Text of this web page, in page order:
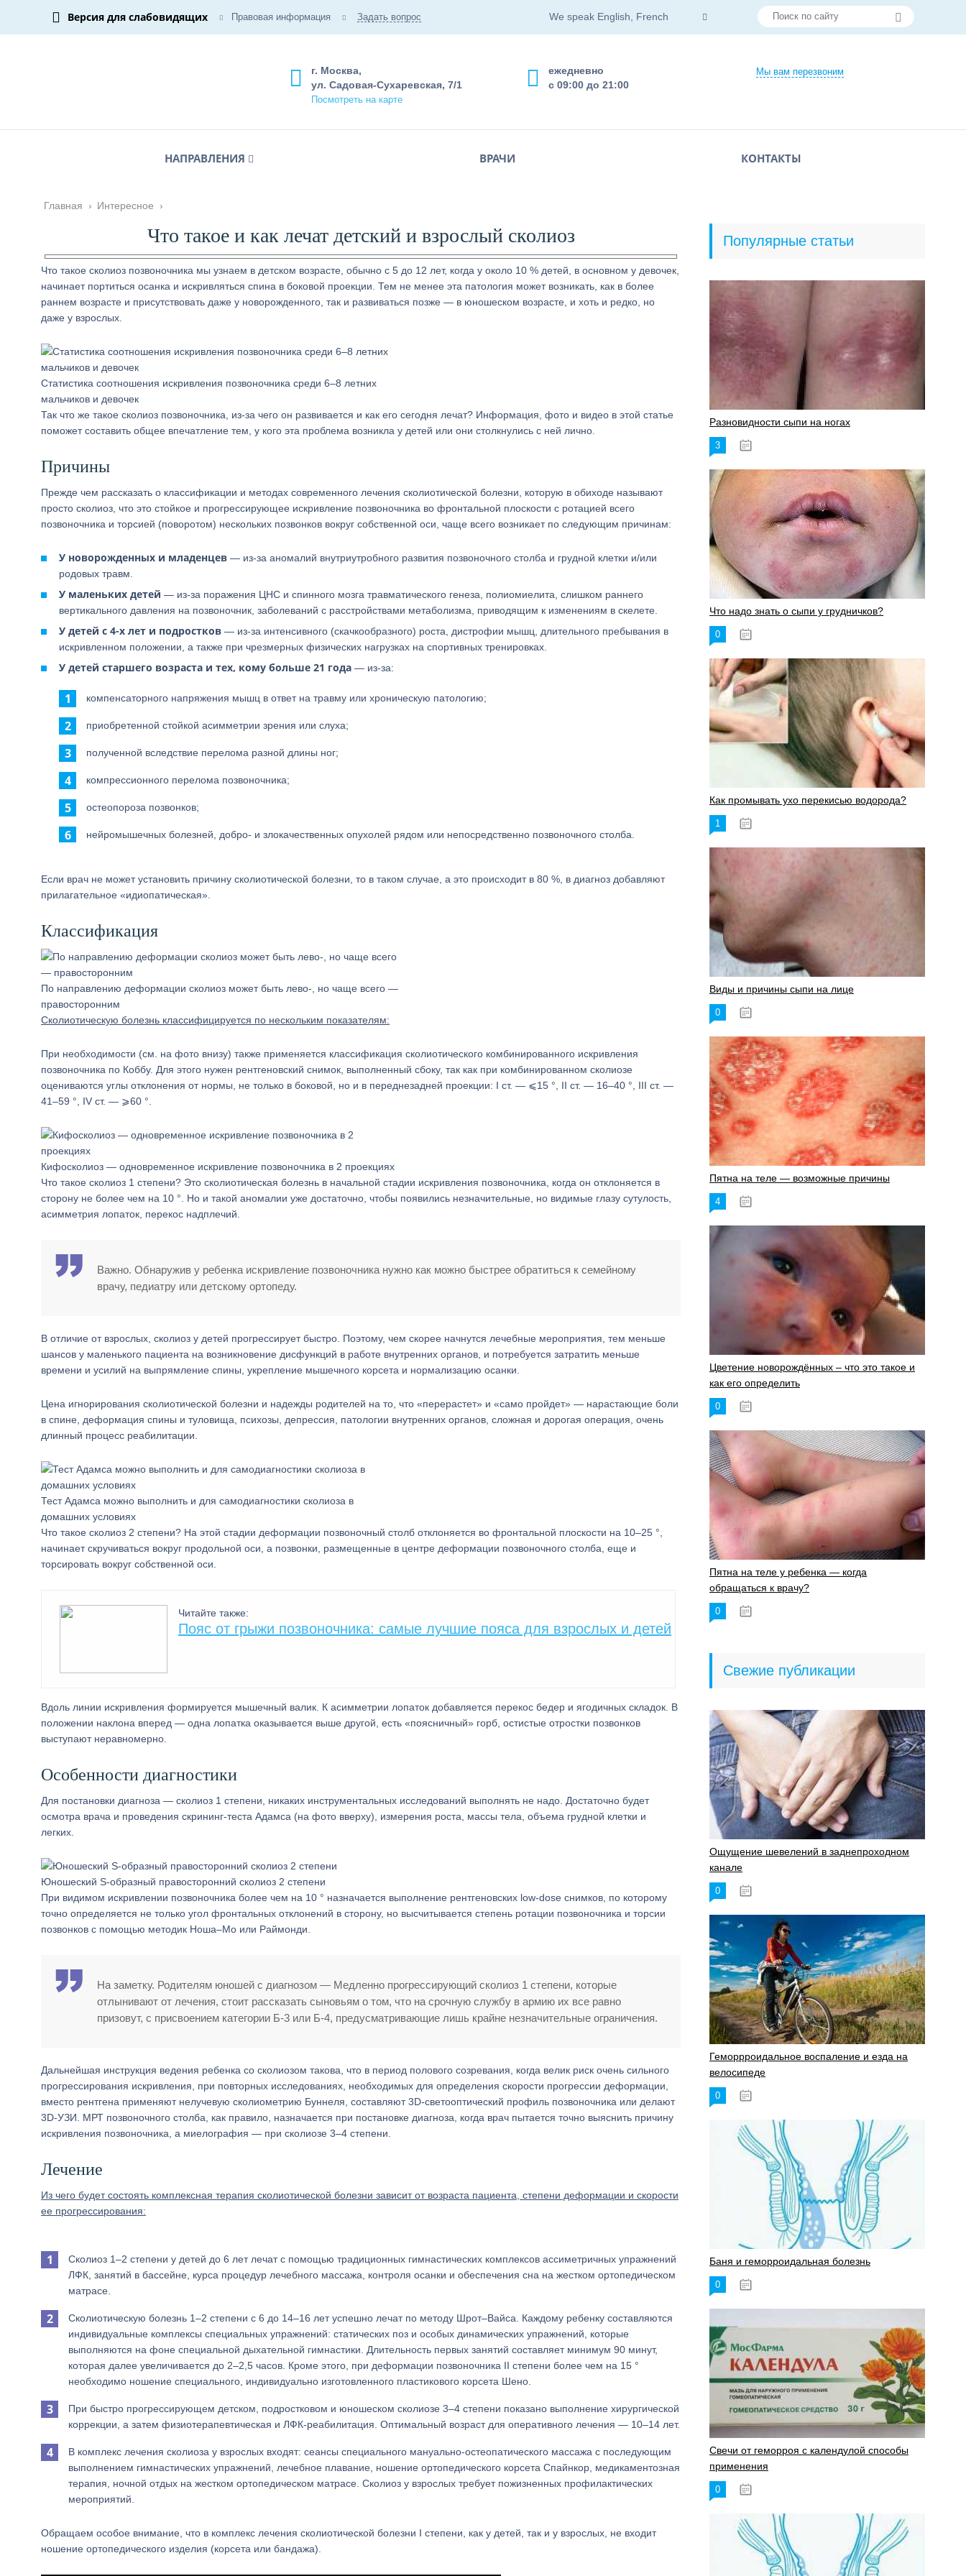
Версия для слабовидящих Правовая информация Задать вопрос We speak English, French
Мы вам перезвоним
ежедневно
с 09:00 до 21:00
г. Москва,
ул. Садовая-Сухаревская, 7/1
Посмотреть на карте
НАПРАВЛЕНИЯ ВРАЧИ КОНТАКТЫ
Главная › Интересное ›
Что такое и как лечат детский и взрослый сколиоз
Что такое сколиоз позвоночника мы узнаем в детском возрасте, обычно с 5 до 12 лет, когда у около 10 % детей, в основном у девочек,
начинает портиться осанка и искривляться спина в боковой проекции. Тем не менее эта патология может возникать, как в более
раннем возрасте и присутствовать даже у новорожденного, так и развиваться позже — в юношеском возрасте, и хоть и редко, но
даже у взрослых.
Статистика соотношения искривления позвоночника среди 6–8 летних
мальчиков и девочек
Так что же такое сколиоз позвоночника, из-за чего он развивается и как его сегодня лечат? Информация, фото и видео в этой статье
поможет составить общее впечатление тем, у кого эта проблема возникла у детей или они столкнулись с ней лично.
Причины
Прежде чем рассказать о классификации и методах современного лечения сколиотической болезни, которую в обиходе называют
просто сколиоз, что это стойкое и прогрессирующее искривление позвоночника во фронтальной плоскости с ротацией всего
позвоночника и торсией (поворотом) нескольких позвонков вокруг собственной оси, чаще всего возникает по следующим причинам:
У новорожденных и младенцев — из-за аномалий внутриутробного развития позвоночного столба и грудной клетки и/или
родовых травм.
У маленьких детей — из-за поражения ЦНС и спинного мозга травматического генеза, полиомиелита, слишком раннего
вертикального давления на позвоночник, заболеваний с расстройствами метаболизма, приводящим к изменениям в скелете.
У детей с 4-х лет и подростков — из-за интенсивного (скачкообразного) роста, дистрофии мышц, длительного пребывания в
искривленном положении, а также при чрезмерных физических нагрузках на спортивных тренировках.
У детей старшего возраста и тех, кому больше 21 года — из-за:
компенсаторного напряжения мышц в ответ на травму или хроническую патологию;
приобретенной стойкой асимметрии зрения или слуха;
полученной вследствие перелома разной длины ног;
компрессионного перелома позвоночника;
остеопороза позвонков;
нейромышечных болезней, добро- и злокачественных опухолей рядом или непосредственно позвоночного столба.
Если врач не может установить причину сколиотической болезни, то в таком случае, а это происходит в 80 %, в диагноз добавляют
прилагательное «идиопатическая».
Классификация
По направлению деформации сколиоз может быть лево-, но чаще всего —
правосторонним
Сколиотическую болезнь классифицируется по нескольким показателям:
При необходимости (см. на фото внизу) также применяется классификация сколиотического комбинированного искривления
позвоночника по Коббу. Для этого нужен рентгеновский снимок, выполненный сбоку, так как при комбинированном сколиозе
оцениваются углы отклонения от нормы, не только в боковой, но и в переднезадней проекции: I ст. — ⩽15 °, II ст. — 16–40 °, III ст. —
41–59 °, IV ст. — ⩾60 °.
Кифосколиоз — одновременное искривление позвоночника в 2 проекциях
Что такое сколиоз 1 степени? Это сколиотическая болезнь в начальной стадии искривления позвоночника, когда он отклоняется в
сторону не более чем на 10 °. Но и такой аномалии уже достаточно, чтобы появились незначительные, но видимые глазу сутулость,
асимметрия лопаток, перекос надплечий.
Важно. Обнаружив у ребенка искривление позвоночника нужно как можно быстрее обратиться к семейному
врачу, педиатру или детскому ортопеду.
В отличие от взрослых, сколиоз у детей прогрессирует быстро. Поэтому, чем скорее начнутся лечебные мероприятия, тем меньше
шансов у маленького пациента на возникновение дисфункций в работе внутренних органов, и потребуется затратить меньше
времени и усилий на выпрямление спины, укрепление мышечного корсета и нормализацию осанки.
Цена игнорирования сколиотической болезни и надежды родителей на то, что «перерастет» и «само пройдет» — нарастающие боли
в спине, деформация спины и туловища, психозы, депрессия, патологии внутренних органов, сложная и дорогая операция, очень
длинный процесс реабилитации.
Тест Адамса можно выполнить и для самодиагностики сколиоза в
домашних условиях
Что такое сколиоз 2 степени? На этой стадии деформации позвоночный столб отклоняется во фронтальной плоскости на 10–25 °,
начинает скручиваться вокруг продольной оси, а позвонки, размещенные в центре деформации позвоночного столба, еще и
торсировать вокруг собственной оси.
Читайте также:
Пояс от грыжи позвоночника: самые лучшие пояса для взрослых и детей
Вдоль линии искривления формируется мышечный валик. К асимметрии лопаток добавляется перекос бедер и ягодичных складок. В
положении наклона вперед — одна лопатка оказывается выше другой, есть «поясничный» горб, остистые отростки позвонков
выступают неравномерно.
Особенности диагностики
Для постановки диагноза — сколиоз 1 степени, никаких инструментальных исследований выполнять не надо. Достаточно будет
осмотра врача и проведения скрининг-теста Адамса (на фото вверху), измерения роста, массы тела, объема грудной клетки и
легких.
Юношеский S-образный правосторонний сколиоз 2 степени
При видимом искривлении позвоночника более чем на 10 ° назначается выполнение рентгеновских low-dose снимков, по которому
точно определяется не только угол фронтальных отклонений в сторону, но высчитывается степень ротации позвоночника и торсии
позвонков с помощью методик Ноша–Мо или Раймонди.
На заметку. Родителям юношей с диагнозом — Медленно прогрессирующий сколиоз 1 степени, которые
отлынивают от лечения, стоит рассказать сыновьям о том, что на срочную службу в армию их все равно
призовут, с присвоением категории Б-3 или Б-4, предусматривающие лишь крайне незначительные ограничения.
Дальнейшая инструкция ведения ребенка со сколиозом такова, что в период полового созревания, когда велик риск очень сильного
прогрессирования искривления, при повторных исследованиях, необходимых для определения скорости прогрессии деформации,
вместо рентгена применяют нелучевую сколиометрию Буннеля, составляют 3D-светооптический профиль позвоночника или делают
3D-УЗИ. МРТ позвоночного столба, как правило, назначается при постановке диагноза, когда врач пытается точно выяснить причину
искривления позвоночника, а миелография — при сколиозе 3–4 степени.
Лечение
Из чего будет состоять комплексная терапия сколиотической болезни зависит от возраста пациента, степени деформации и скорости
ее прогрессирования:
Сколиоз 1–2 степени у детей до 6 лет лечат с помощью традиционных гимнастических комплексов ассиметричных упражнений
ЛФК, занятий в бассейне, курса процедур лечебного массажа, контроля осанки и обеспечения сна на жестком ортопедическом
матрасе.
Сколиотическую болезнь 1–2 степени с 6 до 14–16 лет успешно лечат по методу Шрот–Вайса. Каждому ребенку составляются
индивидуальные комплексы специальных упражнений: статических поз и особых динамических упражнений, которые
выполняются на фоне специальной дыхательной гимнастики. Длительность первых занятий составляет минимум 90 минут,
которая далее увеличивается до 2–2,5 часов. Кроме этого, при деформации позвоночника II степени более чем на 15 °
необходимо ношение специального, индивидуально изготовленного пластикового корсета Шено.
При быстро прогрессирующем детском, подростковом и юношеском сколиозе 3–4 степени показано выполнение хирургической
коррекции, а затем физиотерапевтическая и ЛФК-реабилитация. Оптимальный возраст для оперативного лечения — 10–14 лет.
В комплекс лечения сколиоза у взрослых входят: сеансы специального мануально-остеопатического массажа с последующим
выполнением гимнастических упражнений, лечебное плавание, ношение ортопедического корсета Спайнкор, медикаментозная
терапия, ночной отдых на жестком ортопедическом матрасе. Сколиоз у взрослых требует пожизненных профилактических
мероприятий.
Обращаем особое внимание, что в комплекс лечения сколиотической болезни I степени, как у детей, так и у взрослых, не входит
ношение ортопедического изделия (корсета или бандажа).
Популярные статьи
Разновидности сыпи на ногах
3
Что надо знать о сыпи у грудничков?
0
Как промывать ухо перекисью водорода?
1
Виды и причины сыпи на лице
0
Пятна на теле — возможные причины
4
Цветение новорождённых – что это такое и
как его определить
0
Пятна на теле у ребенка — когда
обращаться к врачу?
0
Свежие публикации
Ощущение шевелений в заднепроходном
канале
0
Геморрроидальное воспаление и езда на
велосипеде
0
Баня и геморроидальная болезнь
0
Свечи от геморроя с календулой способы
применения
0